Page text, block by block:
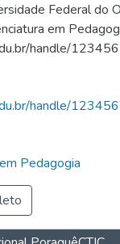
Federal do
em
handle/
handle/
Pedagogia